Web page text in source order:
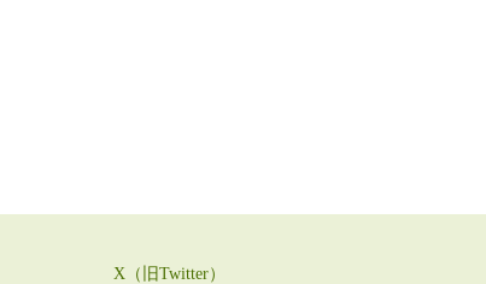
X（旧Twitter）